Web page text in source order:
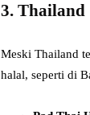
3. Thailand
Meski Thailand
halal, seperti di